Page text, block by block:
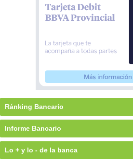
Ránking Bancario
Informe Bancario
Lo + y lo - de la banca